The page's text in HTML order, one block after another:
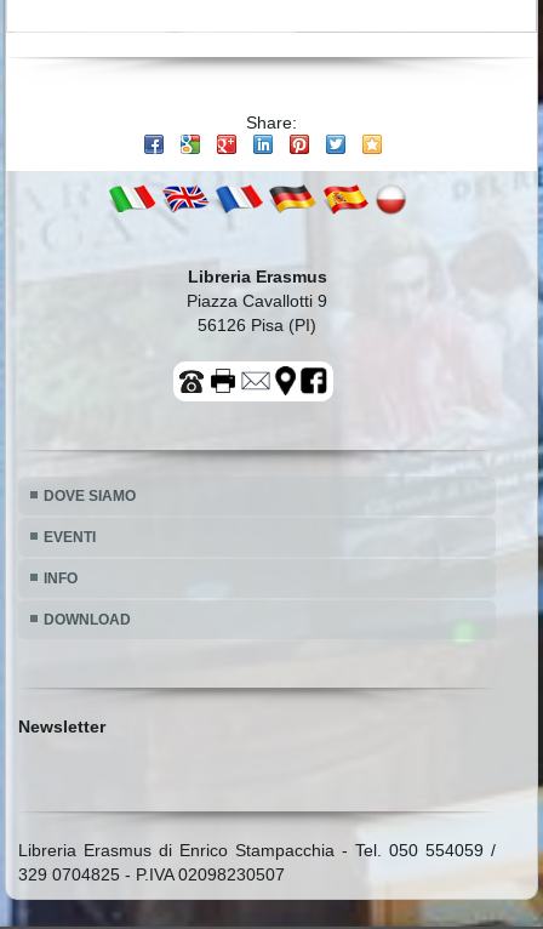
Share:
Libreria Erasmus
Piazza Cavallotti 9
56126 Pisa (PI)
DOVE SIAMO
EVENTI
INFO
DOWNLOAD
Newsletter
Libreria Erasmus di Enrico Stampacchia - Tel. 050 554059 /
329 0704825 - P.IVA 02098230507